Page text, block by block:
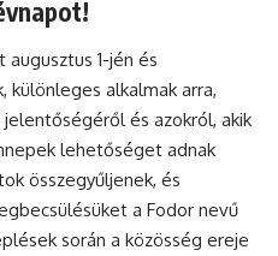
augusztus 1-jén és
különleges alkalmak arra,
és azokról, akik
lehetőséget adnak
összegyűljenek, és
a Fodor nevű
során a közösség ereje